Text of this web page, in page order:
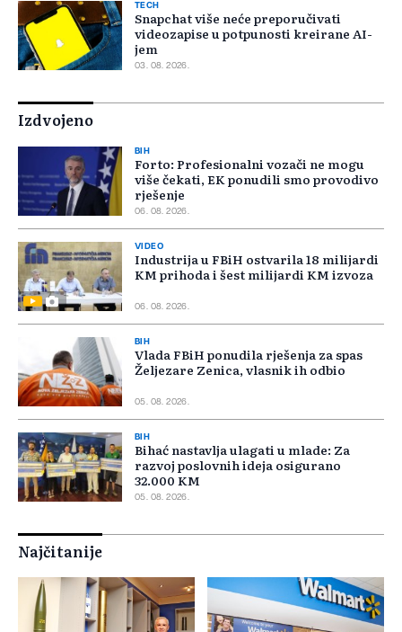
TECH
Snapchat više neće preporučivati
videozapise u potpunosti kreirane AI-
jem
03. 08. 2026.
Izdvojeno
BIH
Forto: Profesionalni vozači ne mogu
više čekati, EK ponudili smo provodivo
rješenje
06. 08. 2026.
VIDEO
Industrija u FBiH ostvarila 18 milijardi
KM prihoda i šest milijardi KM izvoza
06. 08. 2026.
BIH
Vlada FBiH ponudila rješenja za spas
Željezare Zenica, vlasnik ih odbio
05. 08. 2026.
BIH
Bihać nastavlja ulagati u mlade: Za
razvoj poslovnih ideja osigurano
32.000 KM
05. 08. 2026.
Najčitanije